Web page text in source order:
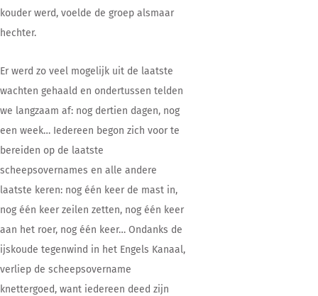
kouder werd, voelde de groep alsmaar
hechter.
Er werd zo veel mogelijk uit de laatste
wachten gehaald en ondertussen telden
we langzaam af: nog dertien dagen, nog
een week… Iedereen begon zich voor te
bereiden op de laatste
scheepsovernames en alle andere
laatste keren: nog één keer de mast in,
nog één keer zeilen zetten, nog één keer
aan het roer, nog één keer… Ondanks de
ijskoude tegenwind in het Engels Kanaal,
verliep de scheepsovername
knettergoed, want iedereen deed zijn